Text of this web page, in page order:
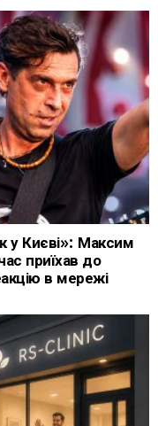
у Києві»: Максим
приїхав до
в мережі